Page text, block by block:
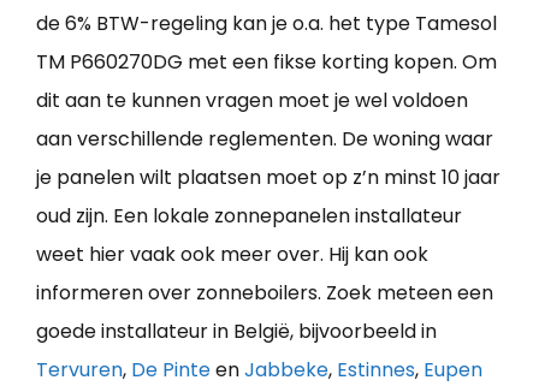
de 6% BTW-regeling kan je o.a. het type Tamesol
TM P660270DG met een fikse korting kopen. Om
dit aan te kunnen vragen moet je wel voldoen
aan verschillende reglementen. De woning waar
je panelen wilt plaatsen moet op z’n minst 10 jaar
oud zijn. Een lokale zonnepanelen installateur
weet hier vaak ook meer over. Hij kan ook
informeren over zonneboilers. Zoek meteen een
goede installateur in België, bijvoorbeeld in
Tervuren, De PinteenJabbeke, Estinnes, Eupen